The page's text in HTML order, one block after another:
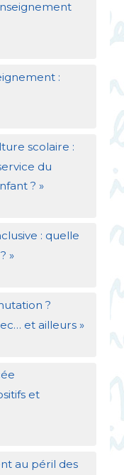
:
scolaire :
du
? »
: quelle
? »
?
et ailleurs »
et
au péril des